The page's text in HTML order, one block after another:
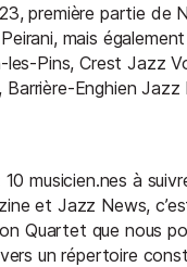
première partie de
mais
les-Pins, Crest Jazz
Enghien Jazz
musicien.nes à
et Jazz News,
Quartet que nous
un répertoire